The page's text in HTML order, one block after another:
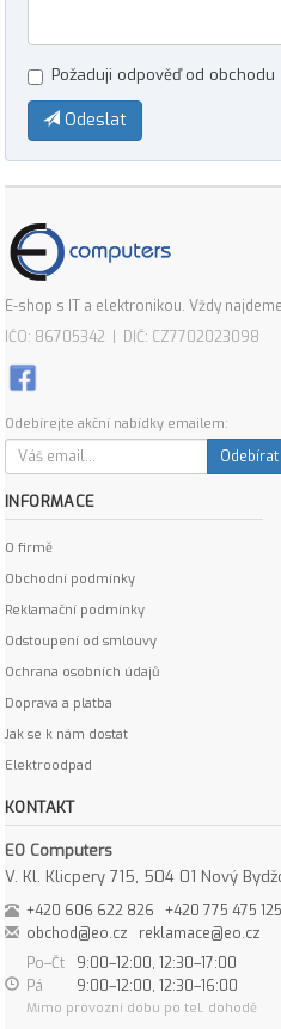
Požaduji odpověď od obchodu
Odeslat
E-shop s IT a elektronikou. Vždy
IČO: 86705342 | DIČ: CZ7702023098
Odebírejte akční nabídky emailem:
Odebírat
INFORMACE
O firmě
Obchodní podmínky
Reklamační podmínky
Odstoupení od smlouvy
Ochrana osobních údajů
Doprava a platba
Jak se k nám dostat
Elektroodpad
KONTAKT
EO Computers
V. Kl. Klicpery 715, 504 01 Nový
+420 606 622 826
+420 775 475 125
obchod@eo.cz
reklamace@eo.cz
Po–Čt
9:00–12:00, 12:30–17:00
Pá
9:00–12:00, 12:30–16:00
Mimo provozní dobu po tel. dohodě